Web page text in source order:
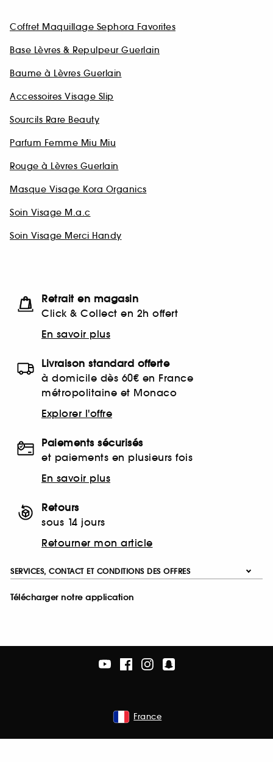
Coffret Maquillage Sephora Favorites
Base Lèvres & Repulpeur Guerlain
Baume à Lèvres Guerlain
Accessoires Visage Slip
Sourcils Rare Beauty
Parfum Femme Miu Miu
Rouge à Lèvres Guerlain
Masque Visage Kora Organics
Soin Visage M.a.c
Soin Visage Merci Handy
Retrait en magasin
Click & Collect en 2h offert
En savoir plus
Livraison standard offerte
à domicile dès 60€ en France
métropolitaine et Monaco
Explorer l'offre
Paiements sécurisés
et paiements en plusieurs fois
En savoir plus
Retours
sous 14 jours
Retourner mon article
SERVICES, CONTACT ET CONDITIONS DES OFFRES
Télécharger notre application
France